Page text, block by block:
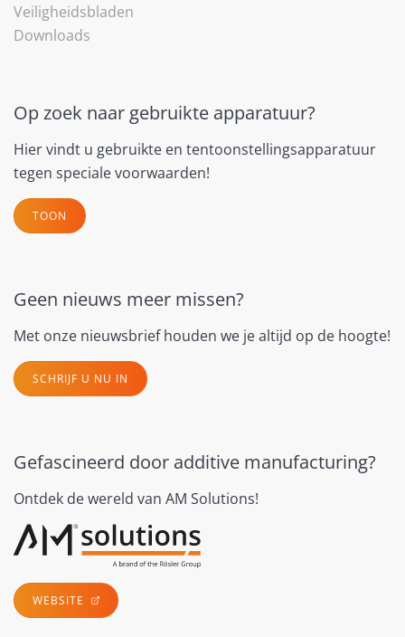
Veiligheidsbladen
Downloads
Op zoek naar gebruikte apparatuur?
Hier vindt u gebruikte en tentoonstellingsapparatuur
tegen speciale voorwaarden!
TOON
Geen nieuws meer missen?
Met onze nieuwsbrief houden we je altijd op de hoogte!
SCHRIJF U NU IN
Gefascineerd door additive manufacturing?
Ontdek de wereld van AM Solutions!
WEBSITE